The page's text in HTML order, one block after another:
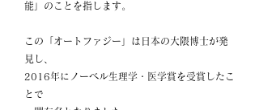
能」のことを指します。
この「オートファジー」は日本の大隈博士が発
見し、
2016年にノーベル生理学・医学賞を受賞したこ
とで